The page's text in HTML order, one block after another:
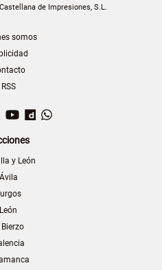
de Impresiones, S.L.
somos
RSS
Instagram
YouTubeDailymotion
y León
Ávila
León
Bierzo